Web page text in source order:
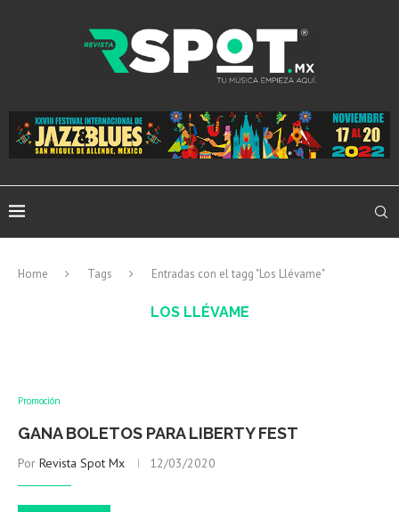
Home Tags Entradas con el tagg "Los Llévame"
LOS LLÉVAME
Promoción
GANA BOLETOS PARA LIBERTY FEST
Por Revista Spot Mx 12/03/2020